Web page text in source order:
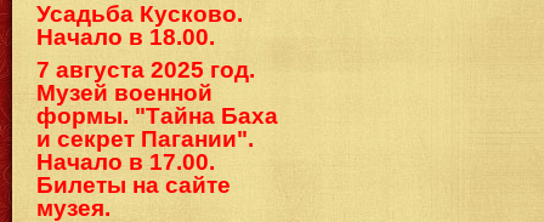
Усадьба Кусково.
Начало в 18.00.
7 августа 2025 год.
Музей военной
формы. "Тайна Баха
и секрет Пагании".
Начало в 17.00.
Билеты на сайте
музея.